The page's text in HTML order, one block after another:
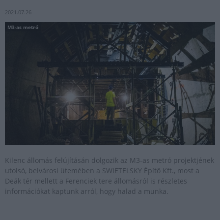
2021.07.26
M3-as metró
Kilenc állomás felújításán dolgozik az M3-as metró projektjének
utolsó, belvárosi ütemében a SWIETELSKY Építő Kft., most a
Deák tér mellett a Ferenciek tere állomásról is részletes
információkat kaptunk arról, hogy halad a munka.